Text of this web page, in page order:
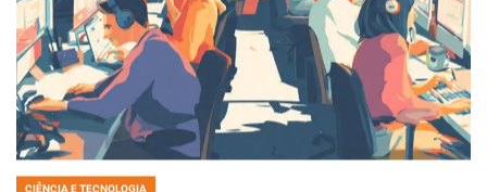
POSTED
CIÊNCIA E TECNOLOGIA